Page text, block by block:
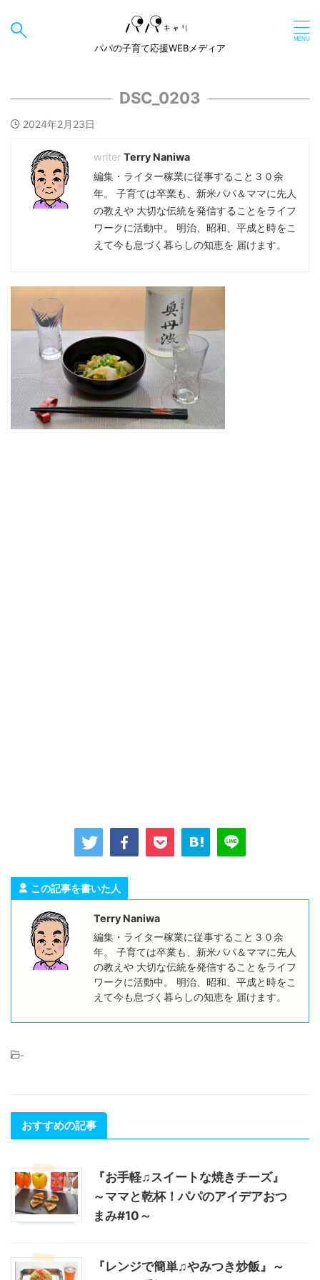
パパの子育て応援WEBメディア
DSC_0203
2024年2月23日
Terry Naniwa
編集・ライター稼業に従事すること３０余
年。 子育ては卒業も、新米パパ＆ママに先人
の教えや 大切な伝統を発信することをライフ
ワークに活動中。 明治、昭和、平成と時をこ
えて今も息づく暮らしの知恵を 届けます。
この記事を書いた人
Terry Naniwa
編集・ライター稼業に従事すること３０余
年。 子育ては卒業も、新米パパ＆ママに先人
の教えや 大切な伝統を発信することをライフ
ワークに活動中。 明治、昭和、平成と時をこ
えて今も息づく暮らしの知恵を 届けます。
-
おすすめの記事
『お手軽♫スイートな焼きチーズ』
～ママと乾杯！パパのアイデアおつ
まみ#10～
『レンジで簡単♫やみつき炒飯』～